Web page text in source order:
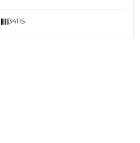
34115